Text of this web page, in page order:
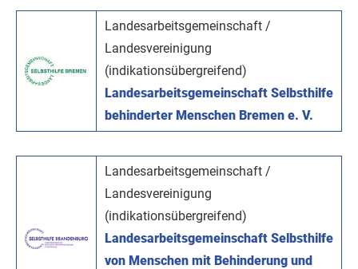
Landesarbeitsgemeinschaft /
Landesvereinigung
(indikationsübergreifend)
Landesarbeitsgemeinschaft Selbsthilfe
behinderter Menschen Bremen e. V.
Landesarbeitsgemeinschaft /
Landesvereinigung
(indikationsübergreifend)
Landesarbeitsgemeinschaft Selbsthilfe
von Menschen mit Behinderung und